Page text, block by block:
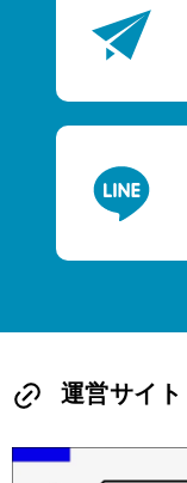
運営サイト